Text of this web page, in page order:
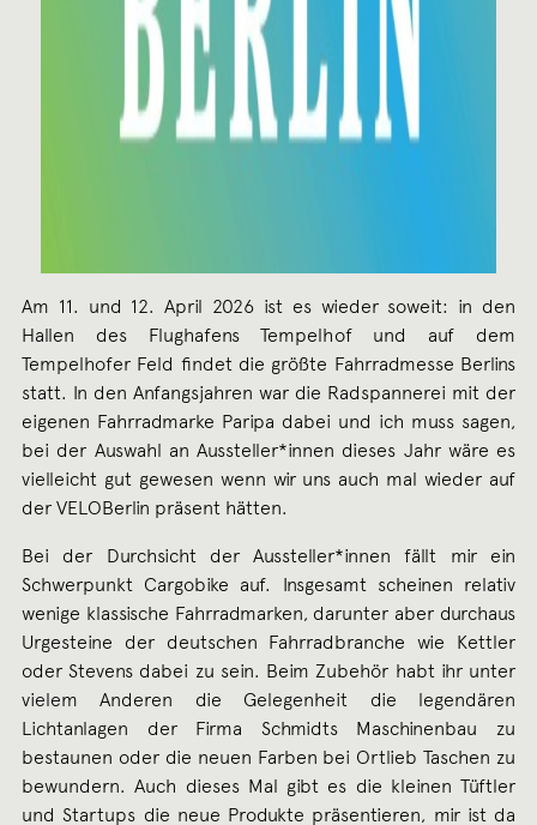
Am 11. und 12. April 2026 ist es wieder soweit: in den
Hallen des Flughafens Tempelhof und auf dem
Tempelhofer Feld findet die größte Fahrradmesse Berlins
statt. In den Anfangsjahren war die Radspannerei mit der
eigenen Fahrradmarke Paripa dabei und ich muss sagen,
bei der Auswahl an Aussteller*innen dieses Jahr wäre es
vielleicht gut gewesen wenn wir uns auch mal wieder auf
der VELOBerlin präsent hätten.
Bei der Durchsicht der Aussteller*innen fällt mir ein
Schwerpunkt Cargobike auf. Insgesamt scheinen relativ
wenige klassische Fahrradmarken, darunter aber durchaus
Urgesteine der deutschen Fahrradbranche wie Kettler
oder Stevens dabei zu sein. Beim Zubehör habt ihr unter
vielem Anderen die Gelegenheit die legendären
Lichtanlagen der Firma Schmidts Maschinenbau zu
bestaunen oder die neuen Farben bei Ortlieb Taschen zu
bewundern. Auch dieses Mal gibt es die kleinen Tüftler
und Startups die neue Produkte präsentieren, mir ist da